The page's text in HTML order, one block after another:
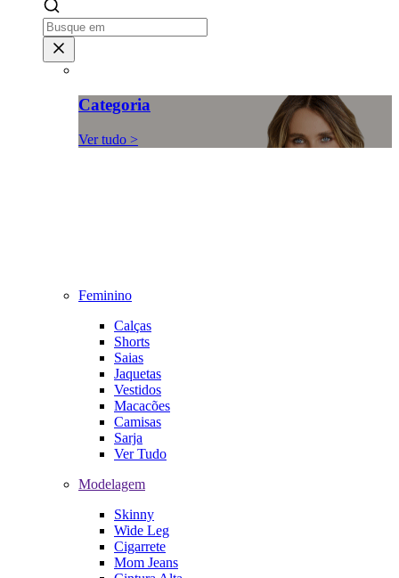
Categoria
Ver tudo >
Feminino
Calças
Shorts
Saias
Jaquetas
Vestidos
Macacões
Camisas
Sarja
Ver Tudo
Modelagem
Skinny
Wide Leg
Cigarrete
Mom Jeans